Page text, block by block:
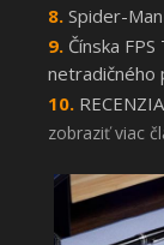
Spider-
Čínska
netradičného
zobraziť viac